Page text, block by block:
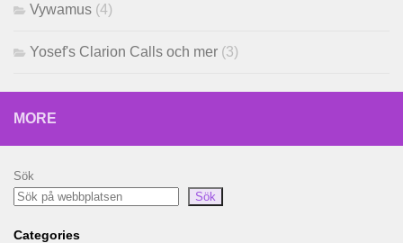
Vywamus (4)
Yosef's Clarion Calls och mer (3)
MORE
Sök
Sök
Categories